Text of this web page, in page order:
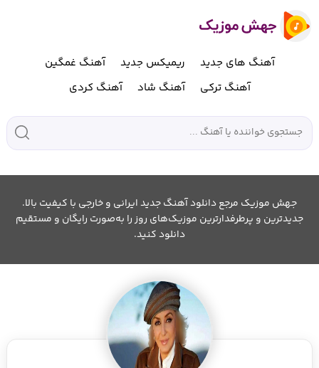
آهنگ های جدید ریمیکس جدید
آهنگ غمگین
آهنگ ترکی
آهنگ شاد آهنگ کردی
جهش موزیک مرجع دانلود آهنگ جدید ایرانی و خارجی با کیفیت بالا.
جدیدترین و پرطرفدارترین موزیک‌های روز را به‌صورت رایگان و مستقیم
دانلود کنید.